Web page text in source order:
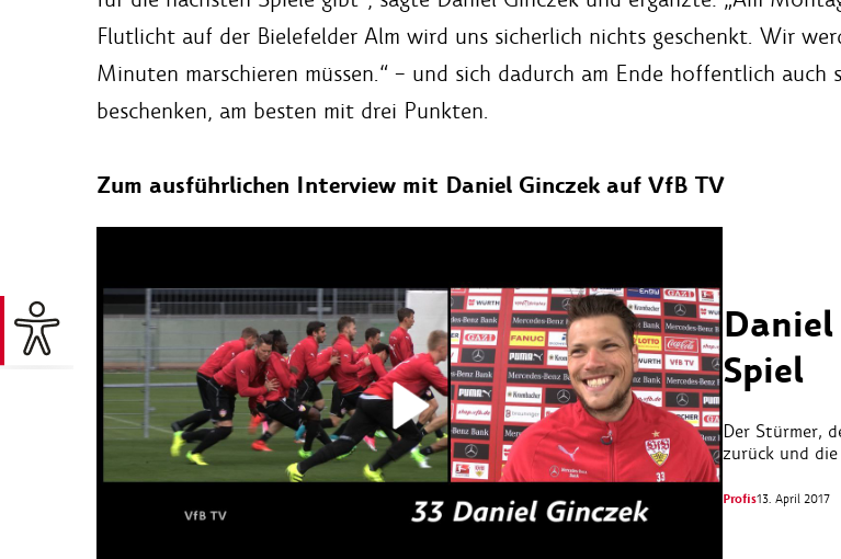
Flutlicht auf der Bielefelder Alm wird uns sicherlich nichts geschenkt. Wir
Minuten marschieren müssen.“ – und sich dadurch am Ende hoffentlich auch
beschenken, am besten mit drei Punkten.
Zum ausführlichen Interview mit Daniel Ginczek auf VfB TV
Spiel
Der Stürmer,
zurück und
Profis13. April 2017